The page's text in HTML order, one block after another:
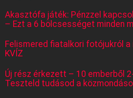
Akasztófa játék: Pénzzel
– Ezt a 6 bölcsességet minden
Felismered fiatalkori fotójukról
KVÍZ
Új rész érkezett – 10 emberből
Teszteld tudásod a